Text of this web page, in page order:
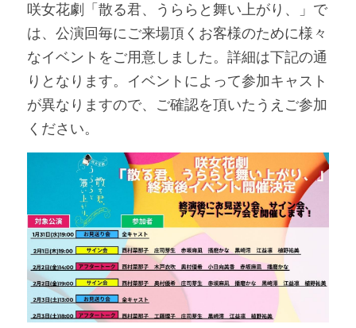
Staff
Place
Q&A
感染症対策
Twitter
チケット購入
咲女花劇「散る君、うららと舞い上がり、」で
は、公演回毎にご来場頂くお客様のために様々
なイベントをご用意しました。詳細は下記の通
りとなります。イベントによって参加キャスト
が異なりますので、ご確認を頂いたうえご参加
ください。